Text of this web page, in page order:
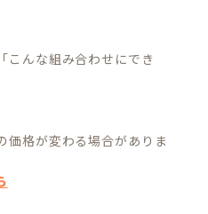
こんな組み合わせにでき
格が変わる場合がありま